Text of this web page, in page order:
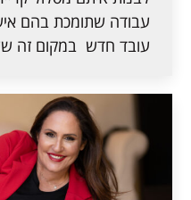
עבודה שתומכת בהם
עובד חדש במקום זה